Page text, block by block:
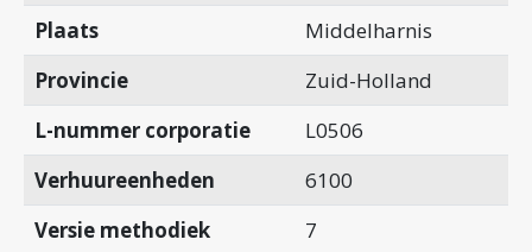
Plaats
Middelharnis
Provincie
Zuid-Holland
L-nummer corporatie
L0506
Verhuureenheden
6100
Versie methodiek
7